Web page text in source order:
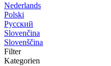
Nederlands
Polski
Русский
Slovenčina
Slovenščina
Filter
Kategorien